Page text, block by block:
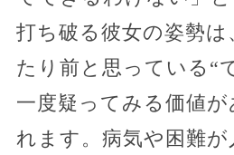
打ち破る彼女の姿勢は
たり前と思っている“
一度疑ってみる価値が
れます。病気や困難が